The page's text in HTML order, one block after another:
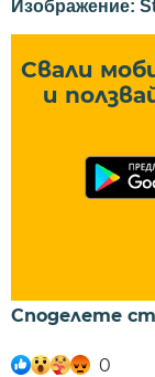
Изображение:
Свали
и
Споделете
0